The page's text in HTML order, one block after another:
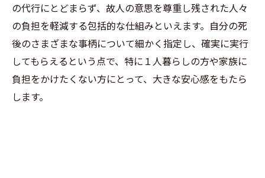
の代行にとどまらず、故人の意思を尊重し残された人々
の負担を軽減する包括的な仕組みといえます。自分の死
後のさまざまな事柄について細かく指定し、確実に実行
してもらえるという点で、特に１人暮らしの方や家族に
負担をかけたくない方にとって、大きな安心感をもたら
します。